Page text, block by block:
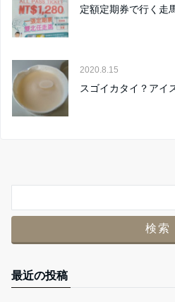
定額定期券で行く走
2020.8.15
スゴイカタイ？アイ
最近の投稿